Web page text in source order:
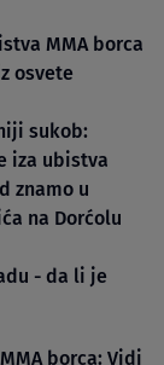
MMA borca
osvete
sukob:
iza ubistva
znamo u
na Dorćolu
- da li je
borca: Vidi